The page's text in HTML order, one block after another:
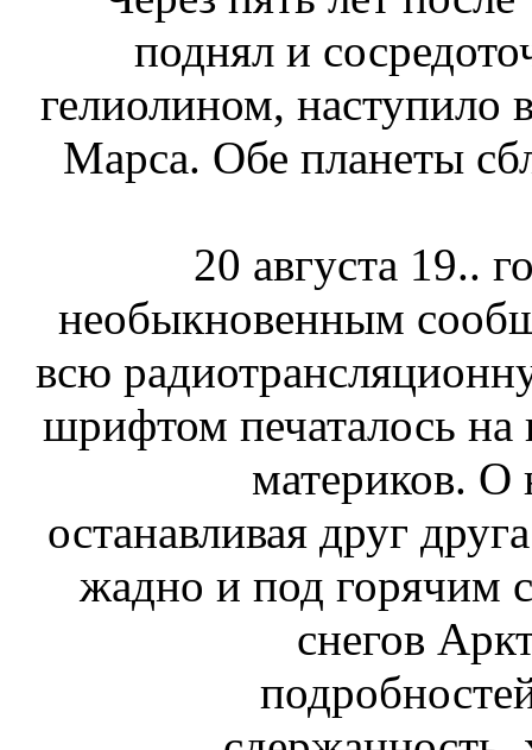
поднял и
гелиолином, наступило
Марса. Обе планеты
20 августа 19..
необыкновенным
всю
шрифтом печаталось на
материков. О
останавливая друг
жадно и под горячим
снегов